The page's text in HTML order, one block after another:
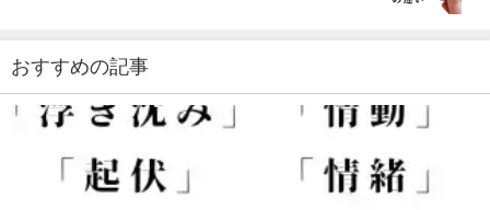
おすすめの記事